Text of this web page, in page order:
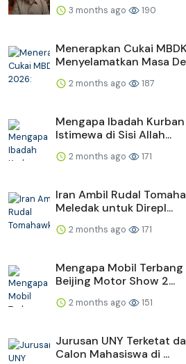
3 months ago 190
Menerapkan Cukai
Menyelamatkan Masa
2 months ago 187
Mengapa Ibadah
Istimewa di Sisi Allah...
2 months ago 171
Iran Ambil Rudal
Meledak untuk Direpl...
2 months ago 171
Mengapa Mobil
Beijing Motor Show 2...
2 months ago 151
Jurusan UNY Terketat
Calon Mahasiswa di ...